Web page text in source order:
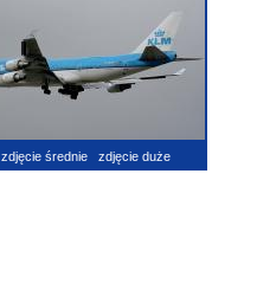
zdjęcie średnie zdjęcie duże